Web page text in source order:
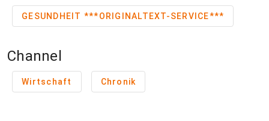
GESUNDHEIT ***ORIGINALTEXT-SERVICE***
Channel
Wirtschaft Chronik